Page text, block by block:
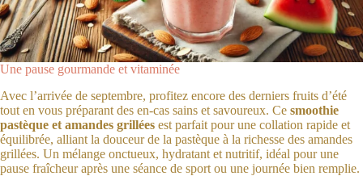
Une pause gourmande et vitaminée
Avec l’arrivée de septembre, profitez encore des derniers fruits d’été
tout en vous préparant des en-cas sains et savoureux. Ce smoothie
pastèque et amandes grillées est parfait pour une collation rapide et
équilibrée, alliant la douceur de la pastèque à la richesse des amandes
grillées. Un mélange onctueux, hydratant et nutritif, idéal pour une
pause fraîcheur après une séance de sport ou une journée bien remplie.